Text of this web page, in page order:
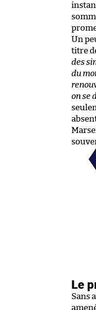
Un
titre
des
du
on se
Le
Sans